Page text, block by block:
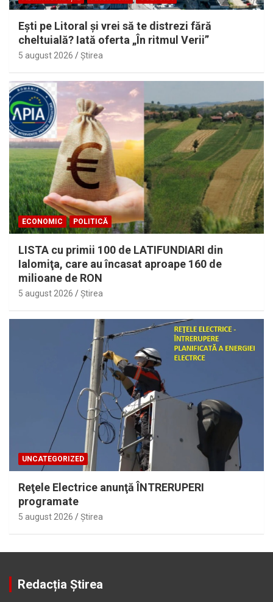
Eşti pe Litoral şi vrei să te distrezi fără
cheltuială? Iată oferta „În ritmul Verii”
5 august 2026 Ştirea
ECONOMIC POLITICĂ
LISTA cu primii 100 de LATIFUNDIARI din
Ialomiţa, care au încasat aproape 160 de
milioane de RON
5 august 2026 Ştirea
UNCATEGORIZED
Reţele Electrice anunţă ÎNTRERUPERI
programate
5 august 2026 Ştirea
Redacția Știrea